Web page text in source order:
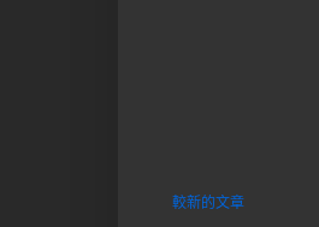
較新的文章